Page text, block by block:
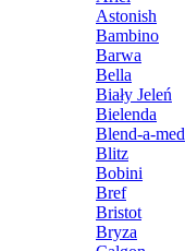
Astonish
Bambino
Barwa
Bella
Biały Jeleń
Bielenda
Blend-a-med
Blitz
Bobini
Bref
Bristot
Bryza